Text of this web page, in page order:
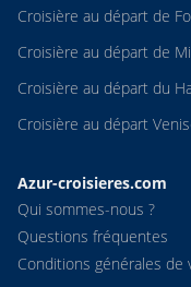
Croisière au départ de
Croisière au départ de
Croisière au départ du
Croisière au départ
Azur-croisieres.com
Qui sommes-nous ?
Questions fréquentes
Conditions générales de